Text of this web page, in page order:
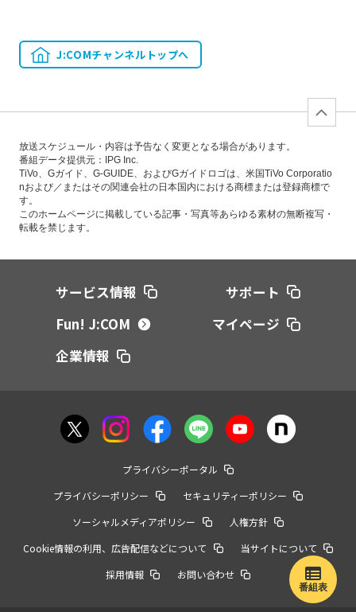
J:COMチャンネルトップへ
番組表
放送スケジュール・内容は予告なく変更となる場合があります。
番組データ提供元：IPG Inc.
TiVo、Gガイド、G-GUIDE、およびGガイドロゴは、米国TiVo Corporatio
nおよび／またはその関連会社の日本国内における商標または登録商標で
す。
このホームページに掲載している記事・写真等あらゆる素材の無断複写・
転載を禁じます。
サービス情報
サポート
Fun! J:COM
マイページ
企業情報
プライバシーポータル
プライバシーポリシー
セキュリティーポリシー
ソーシャルメディアポリシー
人権方針
Cookie情報の利用、広告配信などについて
当サイトについて
採用情報
お問い合わせ